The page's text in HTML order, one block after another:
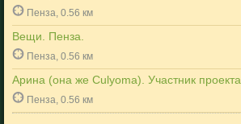
Пенза, 0.56 км
Вещи. Пенза.
Пенза, 0.56 км
Арина (она же Culyoma). Участник проекта
Пенза, 0.56 км